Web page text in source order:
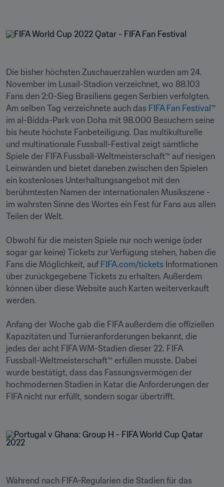
Die bisher höchsten Zuschauerzahlen wurden am 24.
November im Lusail-Stadion verzeichnet, wo 88.103
Fans den 2:0-Sieg Brasiliens gegen Serbien verfolgten.
Am selben Tag verzeichnete auch das FIFA Fan Festival™
im al-Bidda-Park von Doha mit 98.000 Besuchern seine
bis heute höchste Fanbeteiligung. Das multikulturelle
und multinationale Fussball-Festival zeigt sämtliche
Spiele der FIFA Fussball-Weltmeisterschaft™ auf riesigen
Leinwänden und bietet daneben zwischen den Spielen
ein kostenloses Unterhaltungsangebot mit den
berühmtesten Namen der internationalen Musikszene -
im wahrsten Sinne des Wortes ein Fest für Fans aus allen
Teilen der Welt.
Obwohl für die meisten Spiele nur noch wenige (oder
sogar gar keine) Tickets zur Verfügung stehen, haben die
Fans die Möglichkeit, auf FIFA.com/tickets Informationen
über zurückgegebene Tickets zu erhalten. Außerdem
können über diese Website auch Karten weiterverkauft
werden.
Anfang der Woche gab die FIFA außerdem die offiziellen
Kapazitäten und Turnieranforderungen bekannt, die
jedes der acht FIFA WM-Stadien dieser 22. FIFA
Fussball-Weltmeisterschaft™ erfüllen musste. Dabei
wurde bestätigt, dass das Fassungsvermögen der
hochmodernen Stadien in Katar die Anforderungen der
FIFA nicht nur erfüllt, sondern sogar übertrifft.
Während nach FIFA-Regularien die Stadien für das